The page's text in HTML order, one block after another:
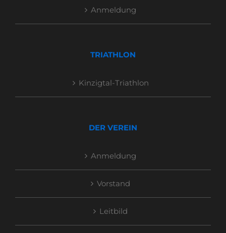
Anmeldung
TRIATHLON
Kinzigtal-Triathlon
DER VEREIN
Anmeldung
Vorstand
Leitbild